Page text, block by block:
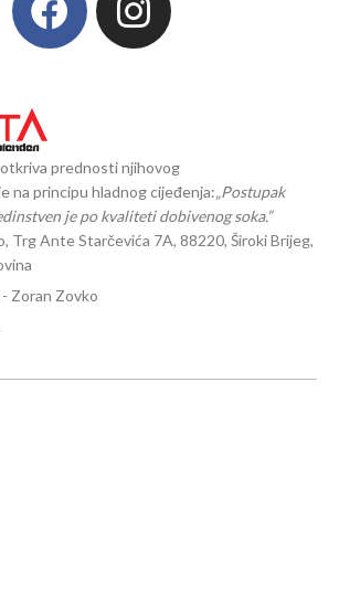
otkriva prednosti njihovog
na principu hladnog cijeđenja:„Postupak
je po kvaliteti dobivenog soka.”
Trg Ante Starčevića 7A, 88220, Široki Brijeg,
Zoran Zovko